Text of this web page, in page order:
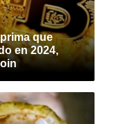
que
en 2024,